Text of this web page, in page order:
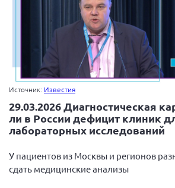
Источник: Известия
29.03.2026 Диагностическая
ли в России дефицит клиник
лабораторных исследований
У пациентов из Москвы и регионов
сдать медицинские анализы